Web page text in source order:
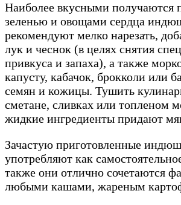
Наиболее вкусными получаются
зеленью и овощами сердца
рекомендуют мелко нарезать,
лук и чеснок (в целях снятия
привкуса и запаха), а также
капусту, кабачок, брокколи или
семян и кожицы. Тушить
сметане, сливках или топленом
жидкие ингредиенты придают
Зачастую приготовленные
употребляют как
также они отлично сочетаются
любыми кашами, жареным